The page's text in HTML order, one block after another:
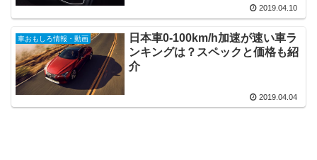
2019.04.10
車おもしろ情報・動画
日本車0-100km/h加速が速い車ラ
ンキングは？スペックと価格も紹
介
2019.04.04